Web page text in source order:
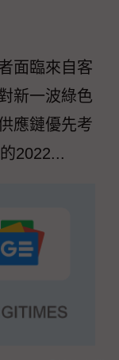
面臨來自客
新一波綠色
應鏈優先考
2022...